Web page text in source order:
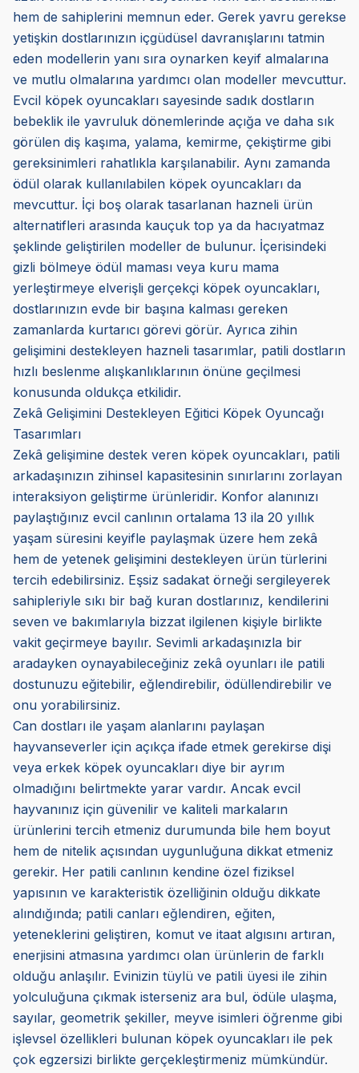
hem de sahiplerini memnun eder. Gerek yavru gerekse
yetişkin dostlarınızın içgüdüsel davranışlarını tatmin
eden modellerin yanı sıra oynarken keyif almalarına
ve mutlu olmalarına yardımcı olan modeller mevcuttur.
Evcil köpek oyuncakları sayesinde sadık dostların
bebeklik ile yavruluk dönemlerinde açığa ve daha sık
görülen diş kaşıma, yalama, kemirme, çekiştirme gibi
gereksinimleri rahatlıkla karşılanabilir. Aynı zamanda
ödül olarak kullanılabilen köpek oyuncakları da
mevcuttur. İçi boş olarak tasarlanan hazneli ürün
alternatifleri arasında kauçuk top ya da hacıyatmaz
şeklinde geliştirilen modeller de bulunur. İçerisindeki
gizli bölmeye ödül maması veya kuru mama
yerleştirmeye elverişli gerçekçi köpek oyuncakları,
dostlarınızın evde bir başına kalması gereken
zamanlarda kurtarıcı görevi görür. Ayrıca zihin
gelişimini destekleyen hazneli tasarımlar, patili dostların
hızlı beslenme alışkanlıklarının önüne geçilmesi
konusunda oldukça etkilidir.
Zekâ Gelişimini Destekleyen Eğitici Köpek Oyuncağı
Tasarımları
Zekâ gelişimine destek veren köpek oyuncakları, patili
arkadaşınızın zihinsel kapasitesinin sınırlarını zorlayan
interaksiyon geliştirme ürünleridir. Konfor alanınızı
paylaştığınız evcil canlının ortalama 13 ila 20 yıllık
yaşam süresini keyifle paylaşmak üzere hem zekâ
hem de yetenek gelişimini destekleyen ürün türlerini
tercih edebilirsiniz. Eşsiz sadakat örneği sergileyerek
sahipleriyle sıkı bir bağ kuran dostlarınız, kendilerini
seven ve bakımlarıyla bizzat ilgilenen kişiyle birlikte
vakit geçirmeye bayılır. Sevimli arkadaşınızla bir
aradayken oynayabileceğiniz zekâ oyunları ile patili
dostunuzu eğitebilir, eğlendirebilir, ödüllendirebilir ve
onu yorabilirsiniz.
Can dostları ile yaşam alanlarını paylaşan
hayvanseverler için açıkça ifade etmek gerekirse dişi
veya erkek köpek oyuncakları diye bir ayrım
olmadığını belirtmekte yarar vardır. Ancak evcil
hayvanınız için güvenilir ve kaliteli markaların
ürünlerini tercih etmeniz durumunda bile hem boyut
hem de nitelik açısından uygunluğuna dikkat etmeniz
gerekir. Her patili canlının kendine özel fiziksel
yapısının ve karakteristik özelliğinin olduğu dikkate
alındığında; patili canları eğlendiren, eğiten,
yeteneklerini geliştiren, komut ve itaat algısını artıran,
enerjisini atmasına yardımcı olan ürünlerin de farklı
olduğu anlaşılır. Evinizin tüylü ve patili üyesi ile zihin
yolculuğuna çıkmak isterseniz ara bul, ödüle ulaşma,
sayılar, geometrik şekiller, meyve isimleri öğrenme gibi
işlevsel özellikleri bulunan köpek oyuncakları ile pek
çok egzersizi birlikte gerçekleştirmeniz mümkündür.